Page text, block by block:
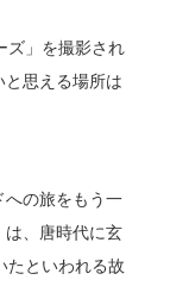
ズ」を撮影され
と思える場所は
への旅をもう一
は、唐時代に玄
たといわれる故